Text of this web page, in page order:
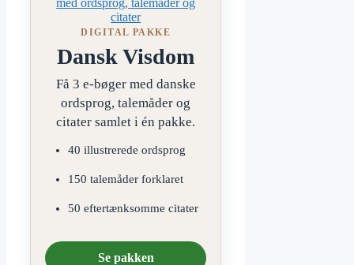
DIGITAL PAKKE
Dansk Visdom
Få 3 e-bøger med danske
ordsprog, talemåder og
citater samlet i én pakke.
40 illustrerede ordsprog
150 talemåder forklaret
50 eftertænksomme citater
Se pakken